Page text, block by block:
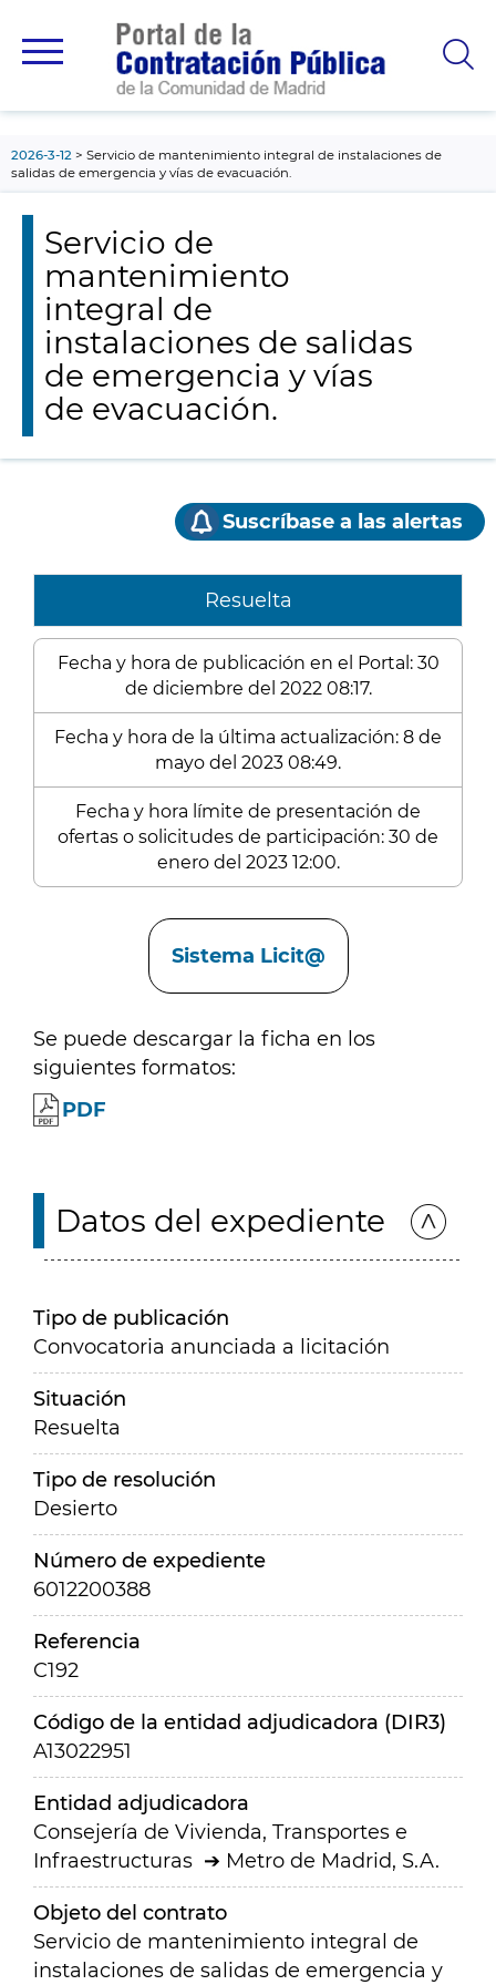
principal
2026-3-12
Servicio de mantenimiento integral de instalaciones de
salidas de emergencia y vías de evacuación.
Servicio de
mantenimiento
integral de
instalaciones de salidas
de emergencia y vías
de evacuación.
Suscríbase a las alertas
Resuelta
Fecha y hora de publicación en el Portal: 30
de diciembre del 2022 08:17.
Fecha y hora de la última actualización: 8 de
mayo del 2023 08:49.
Fecha y hora límite de presentación de
ofertas o solicitudes de participación: 30 de
enero del 2023 12:00.
Sistema Licit@
Se puede descargar la ficha en los
siguientes formatos:
PDF
Datos del expediente
Tipo de publicación
Convocatoria anunciada a licitación
Situación
Resuelta
Tipo de resolución
Desierto
Número de expediente
6012200388
Referencia
C192
Código de la entidad adjudicadora (DIR3)
A13022951
Entidad adjudicadora
Consejería de Vivienda, Transportes e
Infraestructuras
Metro de Madrid, S.A.
Objeto del contrato
Servicio de mantenimiento integral de
instalaciones de salidas de emergencia y